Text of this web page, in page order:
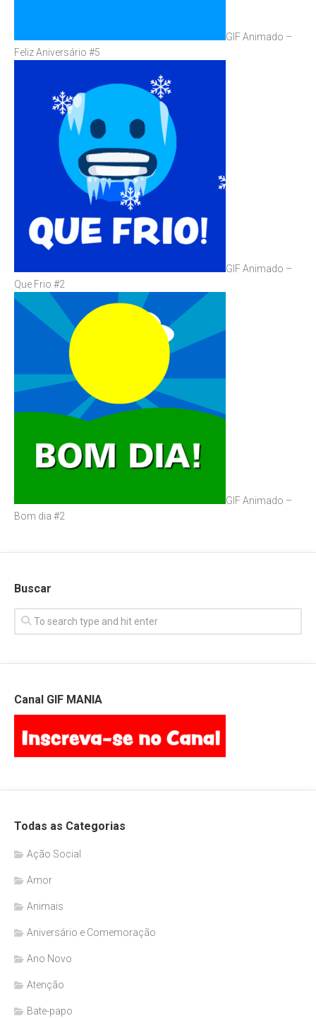
GIF Animado –
Feliz Aniversário #5
GIF Animado –
Que Frio #2
GIF Animado –
Bom dia #2
Buscar
Canal GIF MANIA
Todas as Categorias
Ação Social
Amor
Animais
Aniversário e Comemoração
Ano Novo
Atenção
Bate-papo